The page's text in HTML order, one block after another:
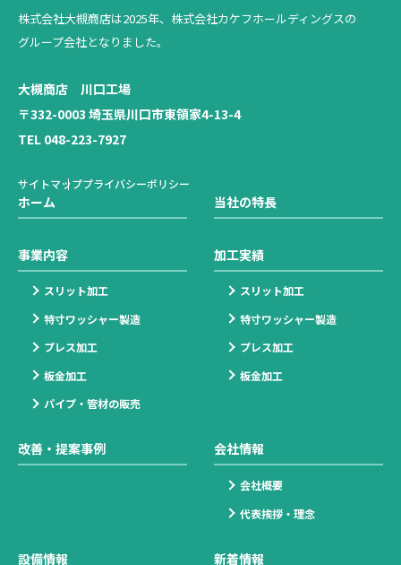
株式会社大槻商店は2025年、 株式会社カケフホールディングスの
グループ会社となりました。
大槻商店 川口工場
〒332-0003 埼玉県川口市東領家4-13-4
TEL 048-223-7927
サイトマッププライバシーポリシー
ホーム 当社の特長
事業内容
スリット加工
特寸ワッシャー製造
プレス加工
板金加工
パイプ・管材の販売
加工実績
スリット加工
特寸ワッシャー製造
プレス加工
板金加工
改善・提案事例 会社情報
会社概要
代表挨拶・理念
設備情報 新着情報